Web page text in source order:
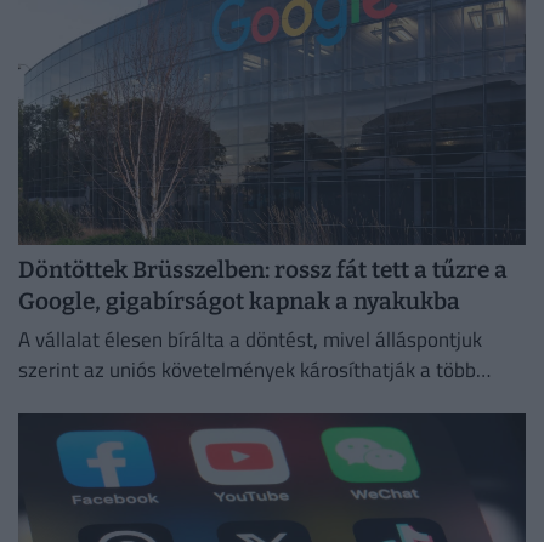
Döntöttek Brüsszelben: rossz fát tett a tűzre a
Google, gigabírságot kapnak a nyakukba
A vállalat élesen bírálta a döntést, mivel álláspontjuk
szerint az uniós követelmények károsíthatják a több
szolgáltatásokat.